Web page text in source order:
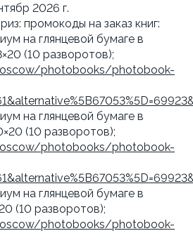
2026 г.
промокоды на заказ книг:
на глянцевой бумаге в
(10 разворотов);
photobooks/photobook-
на глянцевой бумаге в
(10 разворотов);
photobooks/photobook-
на глянцевой бумаге в
(10 разворотов);
photobooks/photobook-